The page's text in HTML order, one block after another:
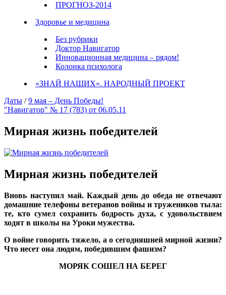
ПРОГНОЗ-2014
Здоровье и медицина
Без рубрики
Доктор Навигатор
Инновационная медицина – рядом!
Колонка психолога
«ЗНАЙ НАШИХ». НАРОДНЫЙ ПРОЕКТ
Даты /9 мая – День Победы!
"Навигатор" № 17 (783) от 06.05.11
Мирная жизнь победителей
Мирная жизнь победителей
Вновь наступил май. Каждый день до обеда не отвечают
домашние телефоны ветеранов войны и тружеников тыла:
те, кто сумел сохранить бодрость духа, с удовольствием
ходят в школы на Уроки мужества.
О войне говорить тяжело, а о сегодняшней мирной жизни?
Что несет она людям, победившим фашизм?
МОРЯК СОШЕЛ НА БЕРЕГ